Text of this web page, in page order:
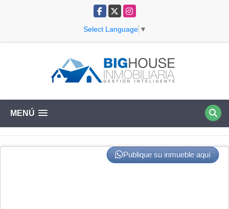
Publique su inmueble aquí
Facebook
X Instagram
Select Language ▼
MENÚ